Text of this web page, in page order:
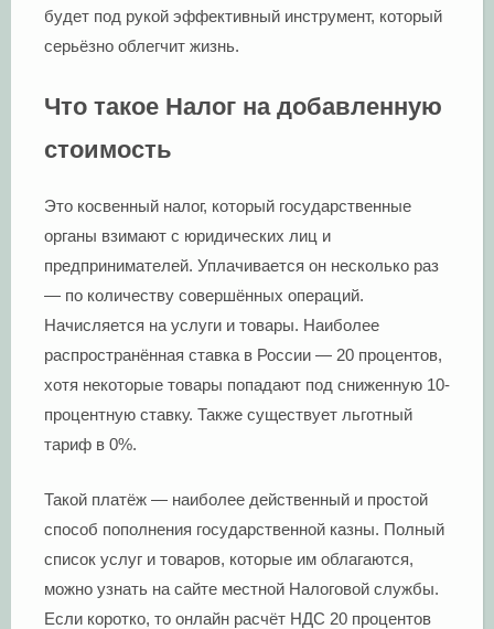
будет под рукой эффективный инструмент, который
серьёзно облегчит жизнь.
Что такое Налог на добавленную
стоимость
Это косвенный налог, который государственные
органы взимают с юридических лиц и
предпринимателей. Уплачивается он несколько раз
— по количеству совершённых операций.
Начисляется на услуги и товары. Наиболее
распространённая ставка в России — 20 процентов,
хотя некоторые товары попадают под сниженную 10-
процентную ставку. Также существует льготный
тариф в 0%.
Такой платёж — наиболее действенный и простой
способ пополнения государственной казны. Полный
список услуг и товаров, которые им облагаются,
можно узнать на сайте местной Налоговой службы.
Если коротко, то онлайн расчёт НДС 20 процентов